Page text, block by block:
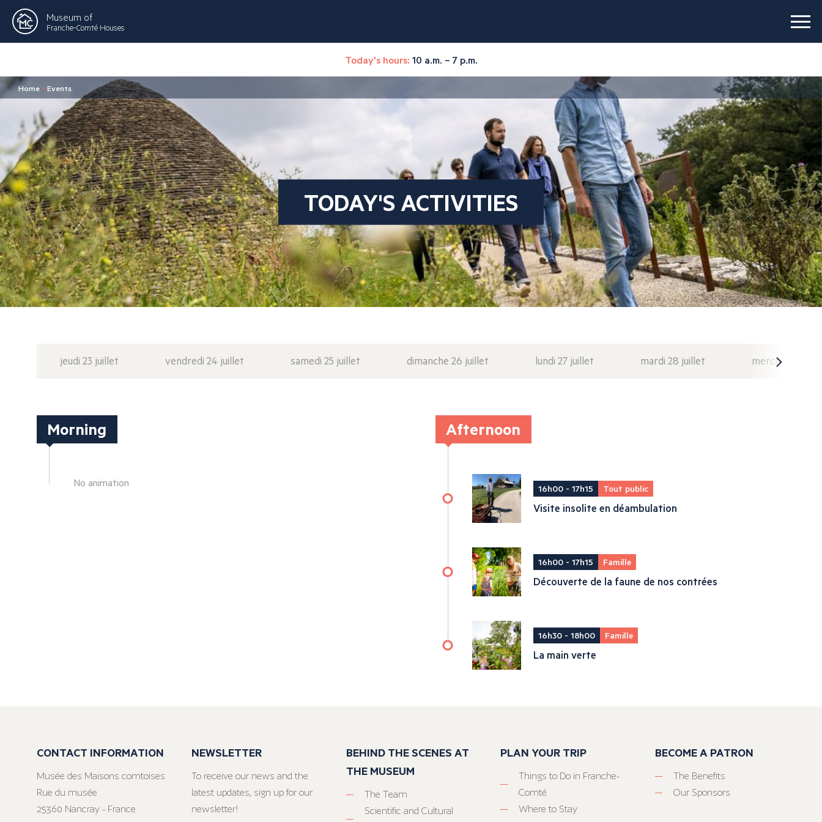
Museum of
Franche-Comté Houses
Today's hours: 10 a.m. – 7 p.m.
Home >Events
TODAY'S ACTIVITIES
jeudi 23 juillet vendredi 24 juillet samedi 25 juillet dimanche 26 juillet lundi 27 juillet mardi 28 juillet mercredi 29
Morning
No animation
Afternoon
16h00 - 17h15 Tout public
Visite insolite en déambulation
16h00 - 17h15 Famille
Découverte de la faune de nos contrées
16h30 - 18h00 Famille
La main verte
CONTACT INFORMATION
Musée des Maisons comtoises
Rue du musée
25360 Nancray - France
NEWSLETTER
To receive our news and the
latest updates, sign up for our
newsletter!
BEHIND THE SCENES AT
THE MUSEUM
The Team
Scientific and Cultural
PLAN YOUR TRIP
Things to Do in Franche-
Comté
Where to Stay
BECOME A PATRON
The Benefits
Our Sponsors